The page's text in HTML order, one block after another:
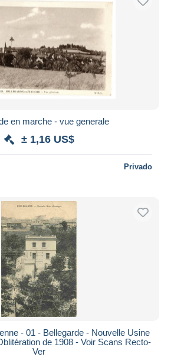
en marche - vue generale
± 1,16 US$
Privado
- 01 - Bellegarde - Nouvelle Usine
de 1908 - Voir Scans Recto-
Ver